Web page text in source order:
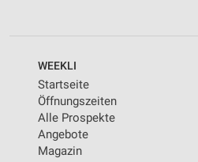
WEEKLI
Startseite
Öffnungszeiten
Alle Prospekte
Angebote
Magazin